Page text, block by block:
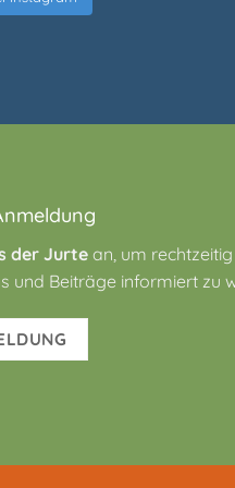
der Jurtean, um
und Beiträge informiert zu